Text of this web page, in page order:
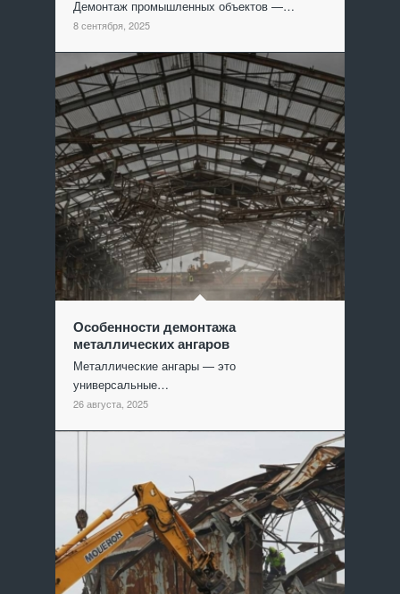
Демонтаж промышленных объектов —…
8 сентября, 2025
Особенности демонтажа
металлических ангаров
Металлические ангары — это
универсальные…
26 августа, 2025